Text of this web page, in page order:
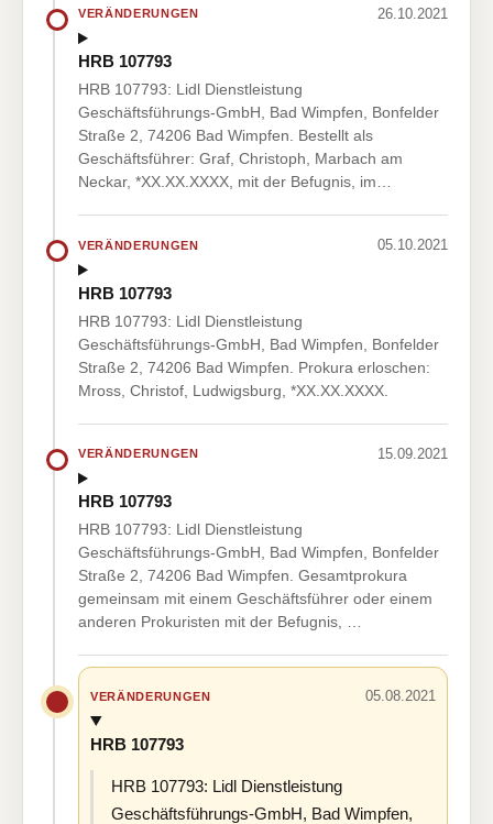
VERÄNDERUNGEN 26.10.2021
HRB 107793
HRB 107793: Lidl Dienstleistung
Geschäftsführungs-GmbH, Bad Wimpfen, Bonfelder
Straße 2, 74206 Bad Wimpfen. Bestellt als
Geschäftsführer: Graf, Christoph, Marbach am
Neckar, *XX.XX.XXXX, mit der Befugnis, im…
VERÄNDERUNGEN 05.10.2021
HRB 107793
HRB 107793: Lidl Dienstleistung
Geschäftsführungs-GmbH, Bad Wimpfen, Bonfelder
Straße 2, 74206 Bad Wimpfen. Prokura erloschen:
Mross, Christof, Ludwigsburg, *XX.XX.XXXX.
VERÄNDERUNGEN 15.09.2021
HRB 107793
HRB 107793: Lidl Dienstleistung
Geschäftsführungs-GmbH, Bad Wimpfen, Bonfelder
Straße 2, 74206 Bad Wimpfen. Gesamtprokura
gemeinsam mit einem Geschäftsführer oder einem
anderen Prokuristen mit der Befugnis, …
VERÄNDERUNGEN 05.08.2021
HRB 107793
HRB 107793: Lidl Dienstleistung
Geschäftsführungs-GmbH, Bad Wimpfen,